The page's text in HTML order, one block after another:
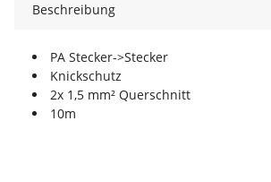
Beschreibung
PA Stecker->Stecker
Knickschutz
2x 1,5 mm² Querschnitt
10m